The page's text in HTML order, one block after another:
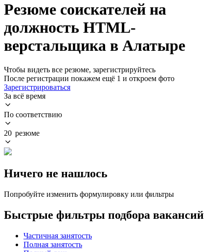
Резюме соискателей на
должность HTML-
верстальщика в Алатыре
Чтобы видеть все резюме, зарегистрируйтесь
После регистрации покажем ещё 1 и откроем фото
Зарегистрироваться
За всё время
По соответствию
20 резюме
Ничего не нашлось
Попробуйте изменить формулировку или фильтры
Быстрые фильтры подбора вакансий
Частичная занятость
Полная занятость